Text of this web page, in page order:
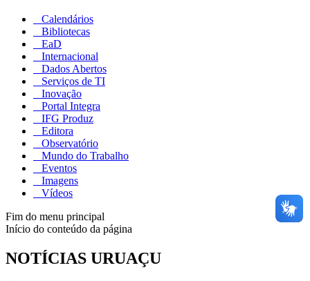
Calendários
Bibliotecas
EaD
Internacional
Dados Abertos
Serviços de TI
Inovação
Portal Integra
IFG Produz
Editora
Observatório
Mundo do Trabalho
Eventos
Imagens
Vídeos
Fim do menu principal
Início do conteúdo da página
NOTÍCIAS URUAÇU